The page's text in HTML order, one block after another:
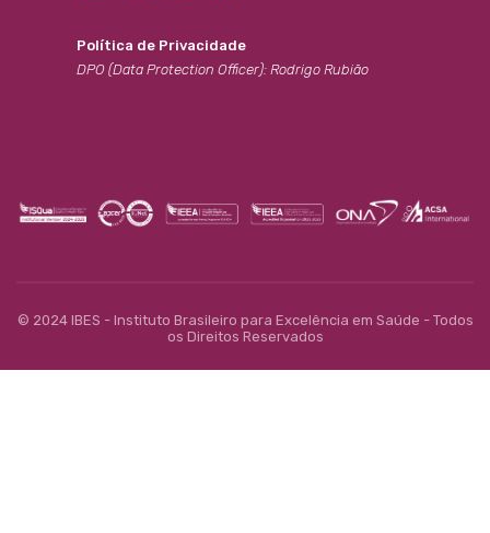
Política de Privacidade
DPO (Data Protection Officer): Rodrigo Rubião
© 2024 IBES - Instituto Brasileiro para Excelência em Saúde - Todos
os Direitos Reservados